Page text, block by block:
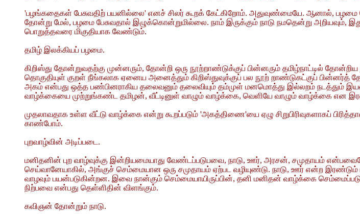
'பழங்கதைகள் பேசுவதிற் பயனில்லை' எனச் சிலர் கூறக் கேட்கிறோம். அதுவுண்மையே. ஆனால், பழமை
தோன்று மேல், பழமை பேசுவதால் இழுக்கொன்றுமில்லை. நாம் இருக்கும் நாடு நமதென்று
பொறுத்தவரை மிகுதியாக வேண்டும்.
தமிழ் இலக்கியப் பழமை.
கிறிஸ்து தோன்றுவதற்கு முன்னரும், தோன்றி ஒரு நூற்றாண்டுக்குப் பின்னரும் தமிழ்நாட்டில்
தொகுதியுள் குறள் நீங்கலாக ஏனைய அனைத்தும் கிறிஸ்துவுக்குப் பல நூற் றாண்டுகட்குப்
அகம் என்பது ஒத்த பண்பினராகிய தலைவனும் தலைவியும் தம்முள் மனமொத்து இல்லறம் நடத்தும்
வாழ்க்கையை முற்றுங்கண்ட தமிழன், வீட்டினுள் வாழும் வாழ்க்கை, வெளியே வாழும் வாழ்க்கை என
முதலாவதாக உள்ள வீட்டு வாழ்க்கை என்று கூறப்படும் 'அகத்திணை'யை ஏழு சிறுபிரிவுகளாகப்
காண்போம்.
புறவாழ்வின் அடிப்படை.
மனிதனின் புற வாழ்வுக்கு இன்றியமையாது வேண்டப்படுபவை, நாடு, ஊர், அரசன், சமுதாயம்
செய்வானேயாகில், அங்குச் செம்மையான ஒரு சமுதாயம் ஏற்பட வழியுண்டு. நாடு, ஊர் என்ற
வாழவும் பயன்படுகின்றன. இவை நான்கும் செம்மையாயிருப்பின், தனி மனிதன் வாழ்க்கை
நிற்பவை என்பது தெள்ளிதின் விளங்கும்.
கவிஞன் தோன்றும் நாடு.